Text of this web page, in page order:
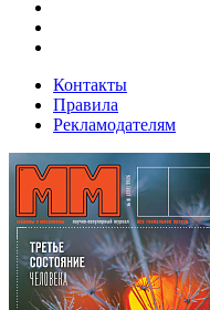
Контакты
Правила
Рекламодателям